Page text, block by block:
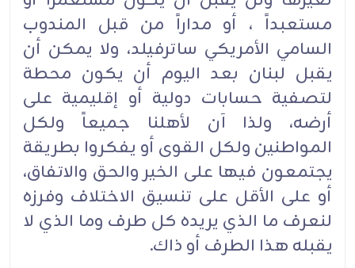
مستعبداً ، أو مداراً من قبل المندوب
السامي الأمريكي ساترفيلد، ولا يمكن أن
يقبل لبنان بعد اليوم أن يكون محطة
لتصفية حسابات دولية أو إقليمية على
أرضه، ولذا آن لأهلنا جميعاً ولكل
المواطنين ولكل القوى أو يفكروا بطريقة
يجتمعون فيها على الخير والحق والاتفاق،
أو على الأقل على تنسيق الاختلاف وفرزه
لنعرف ما الذي يريده كل طرف وما الذي لا
يقبله هذا الطرف أو ذاك.‏